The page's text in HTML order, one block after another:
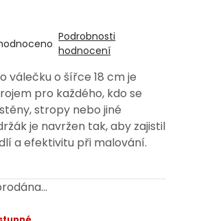
Podrobnosti
hodnocení
válečku o šířce 18 cm je
pro každého, kdo se
stropy nebo jiné
je navržen tak, aby zajistil
a efektivitu při malování.